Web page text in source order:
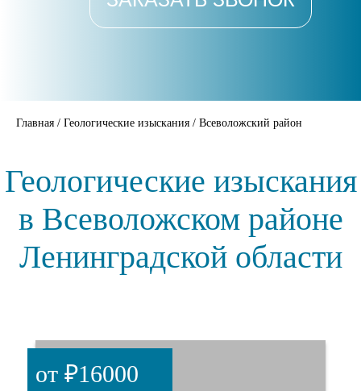
Главная / Геологические изыскания / Всеволожский район
Геологические изыскания
в Всеволожском районе
Ленинградской области
от ₽16000